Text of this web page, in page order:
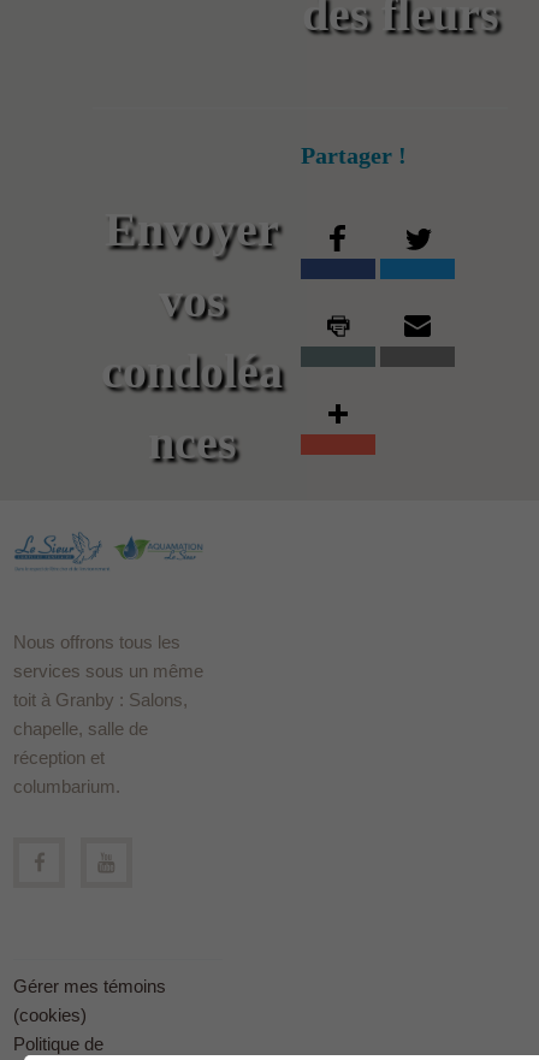
des fleurs
Envoyer
vos
condoléa
nces
Partager !
Nous offrons tous les
services sous un même
toit à Granby : Salons,
chapelle, salle de
réception et
columbarium.
Gérer mes témoins
(cookies)
Politique de